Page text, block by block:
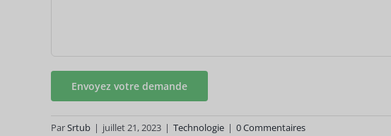
ParSrtub | juillet 21, 2023 | Technologie | 0 Commentaires